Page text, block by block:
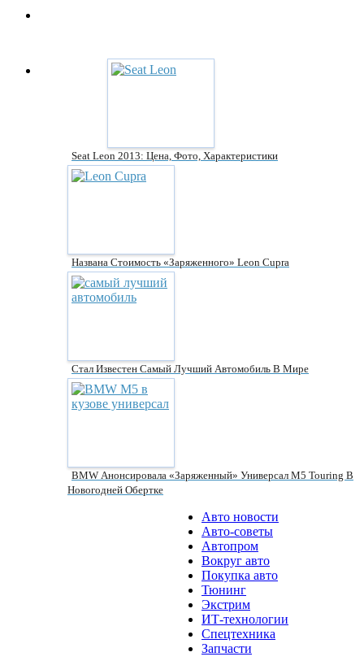
Seat Leon 2013: Цена, Фото, Характеристики
Названа Стоимость «заряженного» Leon Cupra
Стал Известен Самый Лучший Автомобиль В Мире
BMW Анонсировала «заряженный» Универсал M5 Touring В
Новогодней Обертке
Авто новости
Авто-советы
Автопром
Вокруг авто
Покупка авто
Тюнинг
Экстрим
ИТ-технологии
Спецтехника
Запчасти